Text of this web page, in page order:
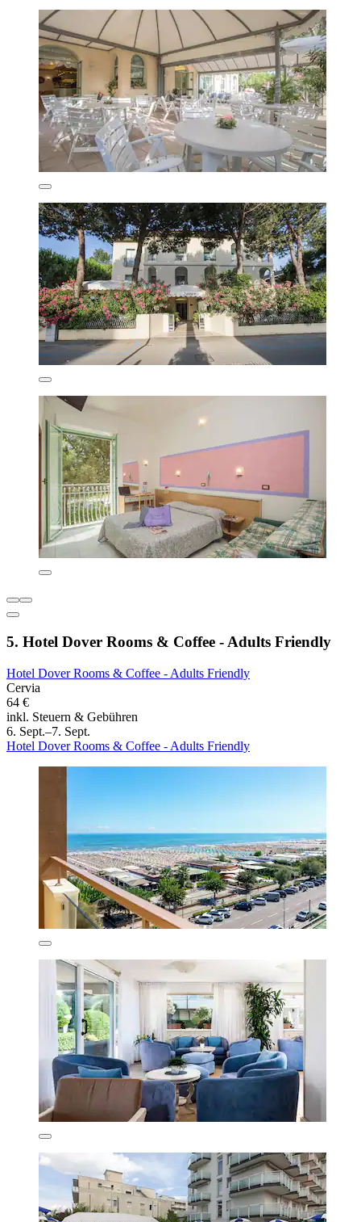
5. Hotel Dover Rooms & Coffee - Adults Friendly
Hotel Dover Rooms & Coffee - Adults Friendly
Cervia
64 €
inkl. Steuern & Gebühren
6. Sept.–7. Sept.
Hotel Dover Rooms & Coffee - Adults Friendly